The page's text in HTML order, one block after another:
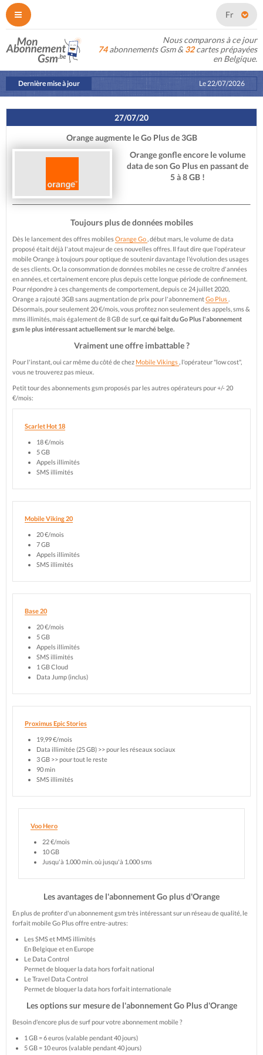
Fr
Nous comparons à ce jour
74abonnements Gsm & 32cartes prépayées
en Belgique.
Dernière mise à jour Le22/07/2026
27/07/20
Orange augmente le Go Plus de 3GB
Orange gonfle encore le volume
data de son Go Plus en passant de
5 à 8 GB !
Toujours plus de données mobiles
Dès le lancement des offres mobilesOrange Go , début mars, le volume de data
proposé était déjà l'atout majeur de ces nouvelles offres. Il faut dire que l'opérateur
mobile Orange à toujours pour optique de soutenir davantage l'évolution des usages
de ses clients. Or, la consommation de données mobiles ne cesse de croître d'années
en années, et certainement encore plus depuis cette longue période de confinement.
Pour répondre à ces changements de comportement, depuis ce 24 juillet 2020,
Orange a rajouté 3GB sans augmentation de prix pour l'abonnementGo Plus .
Désormais, pour seulement 20 €/mois, vous profitez non seulement des appels, sms &
mms illimités, mais également de 8 GB de surf,ce qui fait du Go Plus l'abonnement
gsm le plus intéressant actuellement sur le marché belge.
Vraiment une offre imbattable ?
Pour l'instant, oui car même du côté de chez Mobile Vikings , l'opérateur "low cost",
vous ne trouverez pas mieux.
Petit tour des abonnements gsm proposés par les autres opérateurs pour +/- 20
€/mois:
Scarlet Hot 18
18 €/mois
5 GB
Appels illimités
SMS illimités
Mobile Viking 20
20 €/mois
7 GB
Appels illimités
SMS illimités
Base 20
20 €/mois
5 GB
Appels illimités
SMS illimités
1 GB Cloud
Data Jump (inclus)
Proximus Epic Stories
19,99 €/mois
Data illimitée (25 GB) >> pour les réseaux sociaux
3 GB >> pour tout le reste
90 min
SMS illimités
Voo Hero
22 €/mois
10 GB
Jusqu'à 1.000 min. où jusqu'à 1.000 sms
Les avantages de l'abonnement Go plus d'Orange
En plus de profiter d'un abonnement gsm très intéressant sur un réseau de qualité, le
forfait mobile Go Plus offre entre-autres:
Les SMS et MMS illimités
En Belgique et en Europe
Le Data Control
Permet de bloquer la data hors forfait national
Le Travel Data Control
Permet de bloquer la data hors forfait internationale
Les options sur mesure de l'abonnement Go Plus d'Orange
Besoin d'encore plus de surf pour votre abonnement mobile ?
1 GB = 6 euros (valable pendant 40 jours)
5 GB = 10 euros (valable pendant 40 jours)